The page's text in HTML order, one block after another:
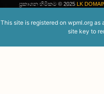
ප්‍රකාශන හිමිකම © 2025 LK
This site is registered on wpml.org as
site key to